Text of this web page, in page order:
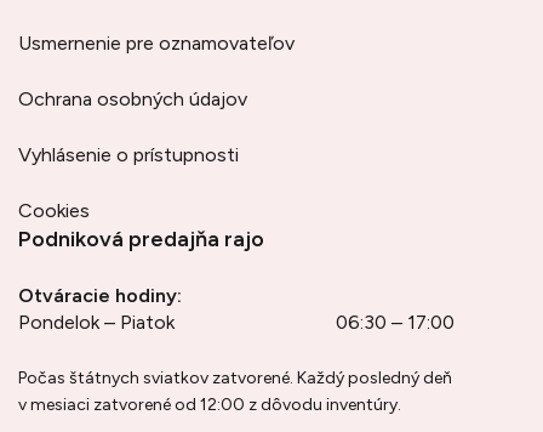
Usmernenie pre oznamovateľov
Ochrana osobných údajov
Vyhlásenie o prístupnosti
Cookies
Podniková predajňa rajo
Otváracie hodiny:
Pondelok – Piatok
06:30 – 17:00
Počas štátnych sviatkov zatvorené. Každý posledný deň
v mesiaci zatvorené od 12:00 z dôvodu inventúry.